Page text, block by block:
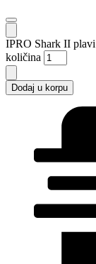
IPRO Shark II
količina
Dodaj u korpu